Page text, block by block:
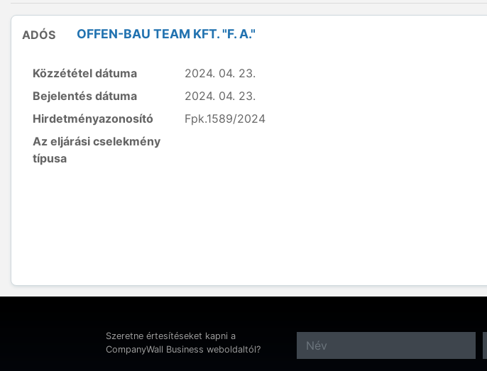
ADÓS OFFEN-BAU TEAM KFT. "F. A."
Közzététel dátuma
2024. 04. 23.
Bejelentés dátuma
2024. 04. 23.
Hirdetményazonosító
Fpk.1589/2024
Az eljárási cselekmény
típusa
Szeretne értesítéseket kapni a
CompanyWall Business weboldaltól?